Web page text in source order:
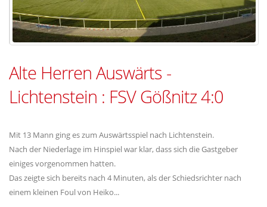
Alte Herren Auswärts -
Lichtenstein : FSV Gößnitz 4:0
Mit 13 Mann ging es zum Auswärtsspiel nach Lichtenstein.
Nach der Niederlage im Hinspiel war klar, dass sich die Gastgeber
einiges vorgenommen hatten.
Das zeigte sich bereits nach 4 Minuten, als der Schiedsrichter nach
einem kleinen Foul von Heiko...